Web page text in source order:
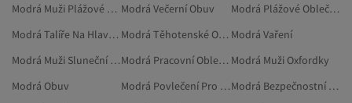
Modrá Muži Plážové Oblečení Modrá Večerní Obuv
Modrá Plážové Oblečení
Modrá Talíře Na Hlavní Chod
Modrá Těhotenské Oblečení Modrá Vaření
Modrá Muži Sluneční Brýle
Modrá Pracovní Oblečení Modrá Muži Oxfordky
Modrá Obuv
Modrá Povlečení Pro Dvě Osoby
Modrá Bezpečnostní Sady